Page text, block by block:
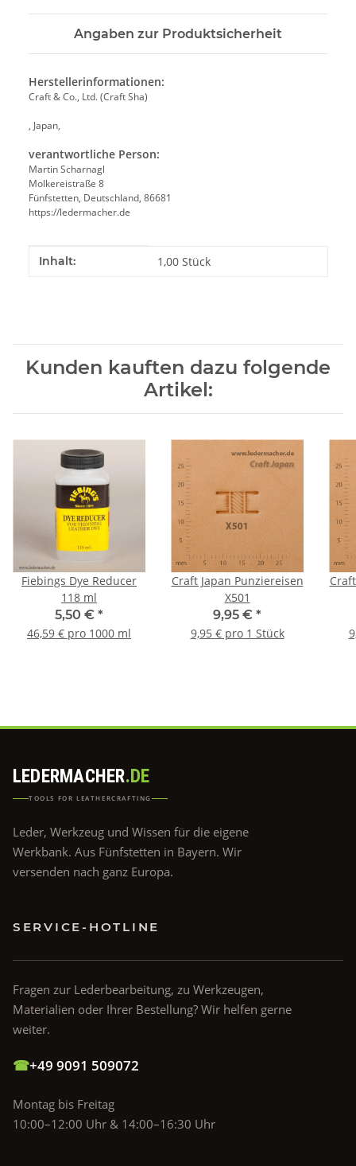
Angaben zur Produktsicherheit
Herstellerinformationen:
Craft & Co., Ltd. (Craft Sha)
, Japan,
verantwortliche Person:
Martin Scharnagl
Molkereistraße 8
Fünfstetten, Deutschland, 86681
https://ledermacher.de
Produkteigenschaft
Wert
Inhalt: 1,00 Stück
Kunden kauften dazu folgende
Artikel:
Fiebings Dye Reducer
118 ml
5,50 € *
46,59 € pro 1000 ml
Craft Japan Punziereisen
X501
9,95 € *
9,95 € pro 1 Stück
LEDERMACHER.DE
TOOLS FOR LEATHERCRAFTING
Leder, Werkzeug und Wissen für die eigene
Werkbank. Aus Fünfstetten in Bayern. Wir
versenden nach ganz Europa.
SERVICE-HOTLINE
Fragen zur Lederbearbeitung, zu Werkzeugen,
Materialien oder Ihrer Bestellung? Wir helfen gerne
weiter.
☎+49 9091 509072
Montag bis Freitag
10:00–12:00 Uhr & 14:00–16:30 Uhr